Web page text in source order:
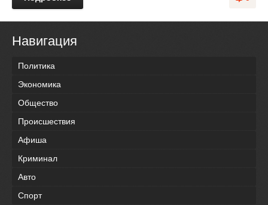
Навигация
Политика
Экономика
Общество
Происшествия
Афиша
Криминал
Авто
Спорт